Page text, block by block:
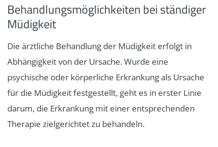
Behandlungsmöglichkeiten bei ständiger
Müdigkeit
Die ärztliche Behandlung der Müdigkeit erfolgt in
Abhängigkeit von der Ursache. Wurde eine
psychische oder körperliche Erkrankung als Ursache
für die Müdigkeit festgestellt, geht es in erster Linie
darum, die Erkrankung mit einer entsprechenden
Therapie zielgerichtet zu behandeln.